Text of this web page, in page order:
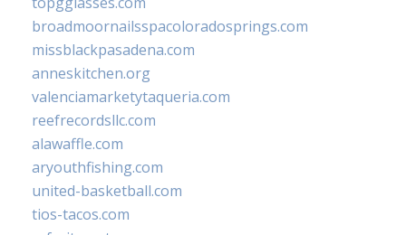
broadmoornailsspacoloradosprings.com
missblackpasadena.com
anneskitchen.org
valenciamarketytaqueria.com
reefrecordsllc.com
alawaffle.com
aryouthfishing.com
united-basketball.com
tios-tacos.com